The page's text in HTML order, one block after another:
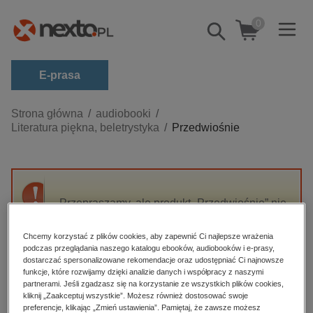
Pokaż/schowaj
wyszukiwarkę
0
E-prasa
Kategorie
Zobacz wszystkie E-prasa
budownictwo, aranżacja wnętrz
darmowe wydania
edukacja
hobby, sport, rozrywka
komputery, internet, technologie, informatyka
Strona główna
audiobooki
Literatura piękna, beletrystyka
Przedwiośnie
Przepraszamy, ale produkt „Przedwiośnie” nie
High-contrast mode
Polecane
Chcemy korzystać z plików cookies, aby zapewnić Ci najlepsze wrażenia
podczas przeglądania naszego katalogu ebooków, audiobooków i e-prasy,
dostarczać spersonalizowane rekomendacje oraz udostępniać Ci najnowsze
funkcje, które rozwijamy dzięki analizie danych i współpracy z naszymi
partnerami. Jeśli zgadzasz się na korzystanie ze wszystkich plików cookies,
kliknij „Zaakceptuj wszystkie”. Możesz również dostosować swoje
preferencje, klikając „Zmień ustawienia”. Pamiętaj, że zawsze możesz